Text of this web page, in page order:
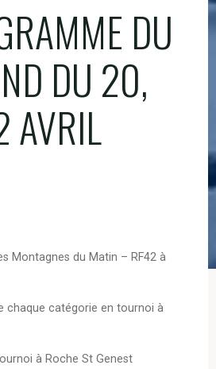
DU
DU 20,
AVRIL
Montagnes du Matin – RF42 à
chaque catégorie en tournoi à
à Roche St Genest